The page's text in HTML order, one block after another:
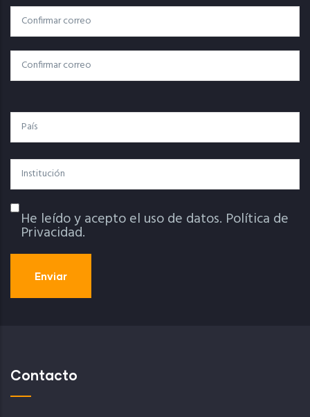
Correo
Electrónico
Correo Electrónico
Confirmar Correo
País
Institución
Política De Privacidad
He leído y acepto el uso de datos. Política de
Privacidad.
Contacto